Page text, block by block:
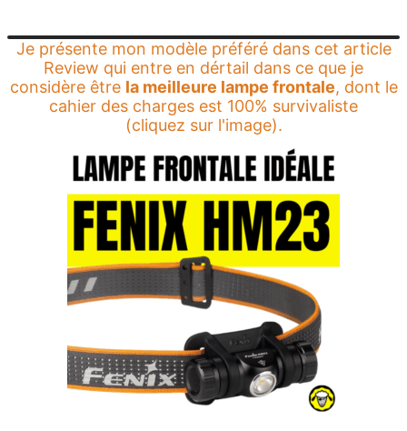
Je présente mon modèle préféré dans cet article
Review qui entre en dértail dans ce que je
considère être la meilleure lampe frontale, dont le
cahier des charges est 100% survivaliste
(cliquez sur l'image).